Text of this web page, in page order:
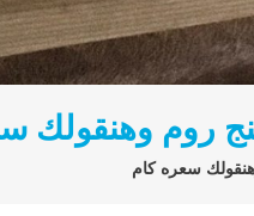
روم وهنقولك
سعره كام